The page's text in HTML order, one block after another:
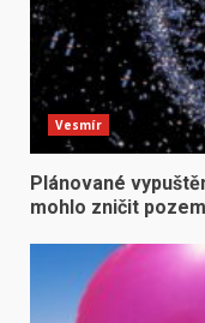
Vesmír
Plánované
mohlo zničit